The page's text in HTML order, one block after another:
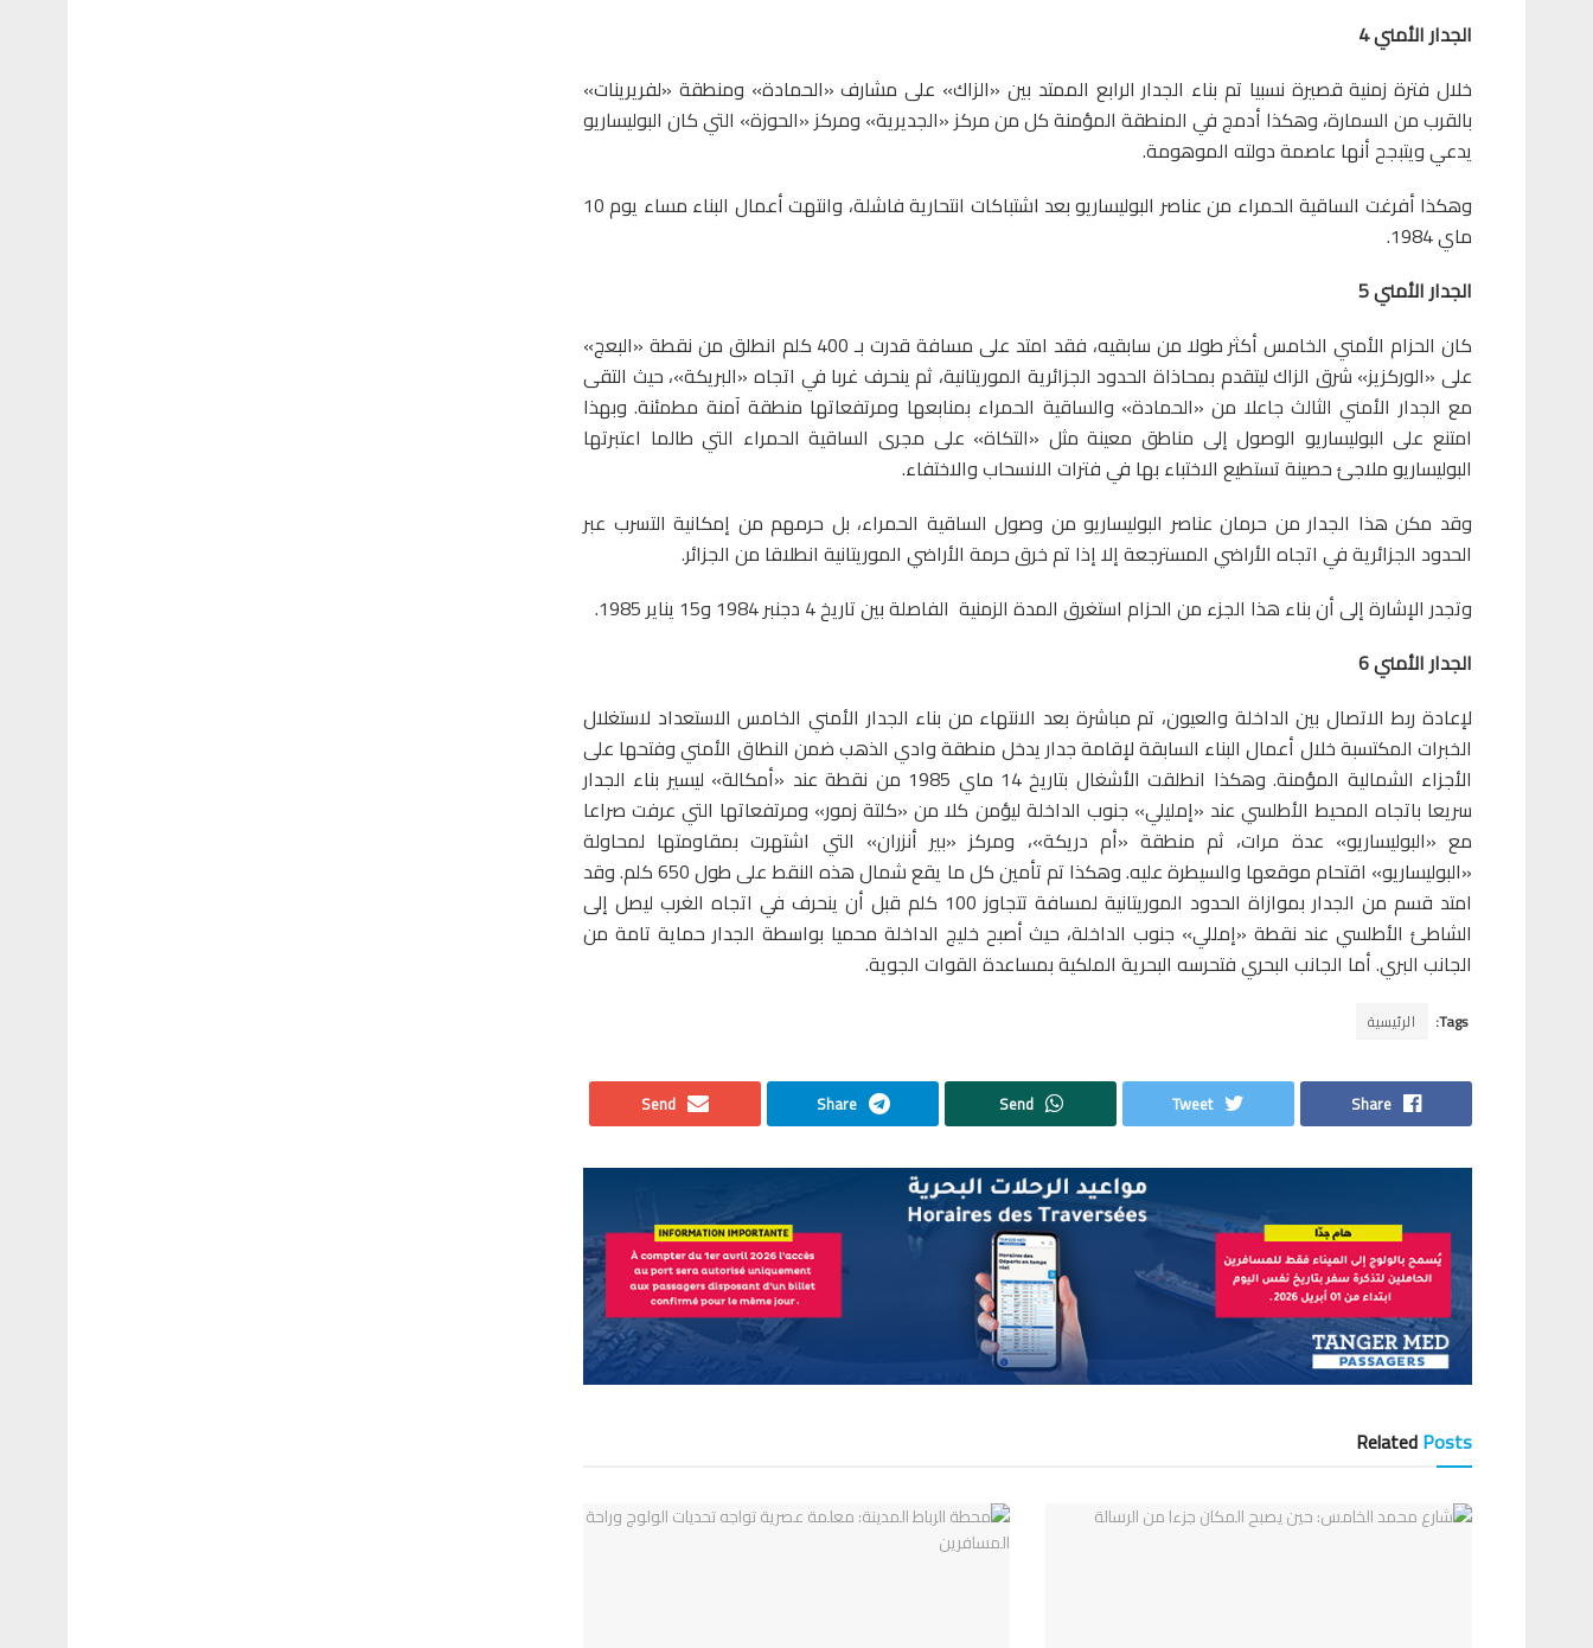
الجدار الأمني4
خلال فترة زمنية قصيرة نسبيا تم بناء الجدار الرابع الممتد بين «الزاك» على مشارف «الحمادة» ومنطقة «لفريرينات»
بالقرب من السمارة، وهكذا أدمج في المنطقة المؤمنة كل من مركز «الجديرية» ومركز «الحوزة» التي كان البوليساريو
يدعي ويتبجح أنها عاصمة دولته الموهومة.
وهكذا أفرغت الساقية الحمراء من عناصر البوليساريو بعد اشتباكات انتحارية فاشلة، وانتهت أعمال البناء مساء يوم 10
ماي 1984.
الجدار الأمني 5
كان الحزام الأمني الخامس أكثر طولا من سابقيه، فقد امتد على مسافة قدرت بـ 400 كلم انطلق من نقطة «البعج»
على «الوركزيز» شرق الزاك ليتقدم بمحاذاة الحدود الجزائرية الموريتانية، ثم ينحرف غربا في اتجاه «البريكة»، حيث التقى
مع الجدار الأمني الثالث جاعلا من «الحمادة» والساقية الحمراء بمنابعها ومرتفعاتها منطقة آمنة مطمئنة. وبهذا
امتنع على البوليساريو الوصول إلى مناطق معينة مثل «التكاة» على مجرى الساقية الحمراء التي طالما اعتبرتها
البوليساريو ملاجئ حصينة تستطيع الاختباء بها في فترات الانسحاب والاختفاء.
وقد مكن هذا الجدار من حرمان عناصر البوليساريو من وصول الساقية الحمراء، بل حرمهم من إمكانية التسرب عبر
الحدود الجزائرية في اتجاه الأراضي المسترجعة إلا إذا تم خرق حرمة الأراضي الموريتانية انطلاقا من الجزائر.
وتجدر الإشارة إلى أن بناء هذا الجزء من الحزام استغرق المدة الزمنية الفاصلة بين تاريخ 4 دجنبر 1984 و15 يناير 1985.
الجدار الأمني 6
لإعادة ربط الاتصال بين الداخلة والعيون، تم مباشرة بعد الانتهاء من بناء الجدار الأمني الخامس الاستعداد لاستغلال
الخبرات المكتسبة خلال أعمال البناء السابقة لإقامة جدار يدخل منطقة وادي الذهب ضمن النطاق الأمني وفتحها على
الأجزاء الشمالية المؤمنة. وهكذا انطلقت الأشغال بتاريخ 14 ماي 1985 من نقطة عند «أمكالة» ليسير بناء الجدار
سريعا باتجاه المحيط الأطلسي عند «إمليلي» جنوب الداخلة ليؤمن كلا من «كلتة زمور» ومرتفعاتها التي عرفت صراعا
مع «البوليساريو» عدة مرات، ثم منطقة «أم دريكة»، ومركز «بير أنزران» التي اشتهرت بمقاومتها لمحاولة
«البوليساريو» اقتحام موقعها والسيطرة عليه. وهكذا تم تأمين كل ما يقع شمال هذه النقط على طول 650 كلم. وقد
امتد قسم من الجدار بموازاة الحدود الموريتانية لمسافة تتجاوز 100 كلم قبل أن ينحرف في اتجاه الغرب ليصل إلى
الشاطئ الأطلسي عند نقطة «إمللي» جنوب الداخلة، حيث أصبح خليج الداخلة محميا بواسطة الجدار حماية تامة من
الجانب البري. أما الجانب البحري فتحرسه البحرية الملكية بمساعدة القوات الجوية.
Tags: الرئيسية
Share
Tweet
Send
Share
Send
RelatedPosts